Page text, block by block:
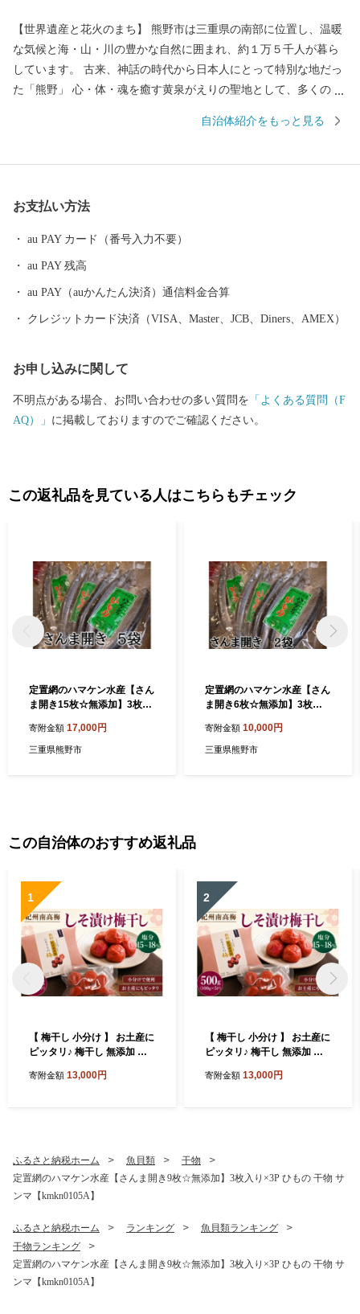
【世界遺産と花火のまち】 熊野市は三重県の南部に位置し、温暖
な気候と海・山・川の豊かな自然に囲まれ、約１万５千人が暮ら
しています。 古来、神話の時代から日本人にとって特別な地だっ
た「熊野」 心・体・魂を癒す黄泉がえりの聖地として、多くの
「熊野古道」 海を見下ろすような巨岩の「獅子岩」 日本最古の神
余年もの伝統を誇り、約１万発の大迫力の花火や 世界遺産に轟く
音と光を楽しもうと 全国から多くの人が訪れます。
自治体紹介をもっと見る
お支払い方法
au PAY カード（番号入力不要）
au PAY 残高
au PAY（auかんたん決済）通信料金合算
クレジットカード決済（VISA、Master、JCB、Diners、AMEX）
お申し込みに関して
不明点がある場合、お問い合わせの多い質問を 「よくある質問（F
AQ）」 に掲載しておりますのでご確認ください。
この返礼品を見ている人はこちらもチェック
定置網のハマケン水産【さん
ま開き15枚☆無添加】3枚入
【kmkn0106A】
寄附金額 17,000円
三重県熊野市
定置網のハマケン水産【さん
ま開き6枚☆無添加】3枚入
【kmkn0213A】
寄附金額 10,000円
三重県熊野市
この自治体のおすすめ返礼品
1
【 梅干し 小分け 】 お土産に
ピッタリ♪ 梅干し 無添加 南
のすっぱい しそ漬け梅干し 5
干し 健康食品 南高梅干し 三
重県 熊野市【frsn0031A】
寄附金額 13,000円
2
【 梅干し 小分け 】 お土産に
ピッタリ♪ 梅干し 無添加 南
のすっぱい しそ漬け梅干し 5
寄附金額 13,000円
ふるさと納税ホーム 魚貝類
干物
定置網のハマケン水産【さんま開き9枚☆無添加】3枚入り×3P ひもの 干物 サ
ンマ【kmkn0105A】
ふるさと納税ホーム ランキング
魚貝類ランキング
干物ランキング
定置網のハマケン水産【さんま開き9枚☆無添加】3枚入り×3P ひもの 干物 サ
ンマ【kmkn0105A】